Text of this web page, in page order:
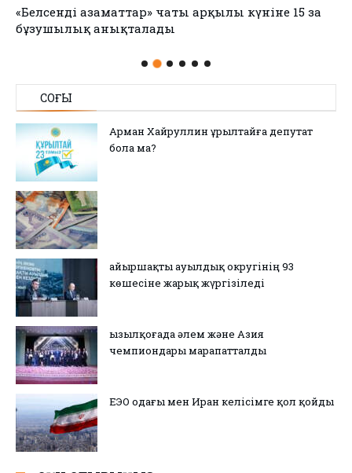
«Белсенді азаматтар» чаты арқылы күніне 15 заң
бұзушылық анықталады
СОҢҒЫ
Арман Хайруллин Құрылтайға депутат
бола ма?
Қайыршақты ауылдық округінің 93
көшесіне жарық жүргізіледі
Қызылқоғада әлем және Азия
чемпиондары марапатталды
ЕЭО одағы мен Иран келісімге қол қойды